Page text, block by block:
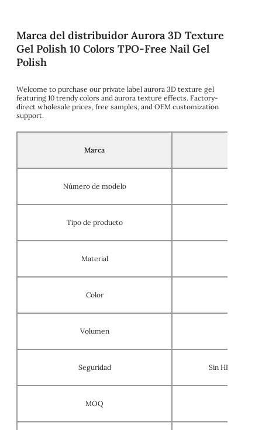
Marca del distribuidor Aurora 3D Texture
Gel Polish 10 Colors TPO-Free Nail Gel
Polish
Welcome to purchase our private label aurora 3D texture gel
featuring 10 trendy colors and aurora texture effects. Factory-
direct wholesale prices, free samples, and OEM customization
support.
Marca
Número de modelo
Tipo de producto
Material
Color
Volumen
Seguridad Sin HEMA, sin
MOQ